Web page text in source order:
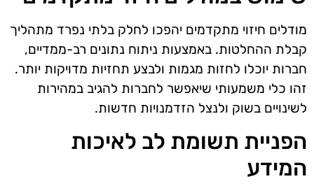
מודלים חיזוי מתקדמים יהפכו לחלק בלתי נפרד מתהליך
קבלת ההחלטות. באמצעות ניתוח נתונים רב-ממדיים,
חברות יוכלו לחזות מגמות ולבצע תחזיות מדויקות יותר.
זהו כלי משמעותי שיאפשר לחברות להגיב במהירות
לשינויים בשוק ולנצל הזדמנויות חדשות.
הפניית תשומת לב לאיכות
המידע